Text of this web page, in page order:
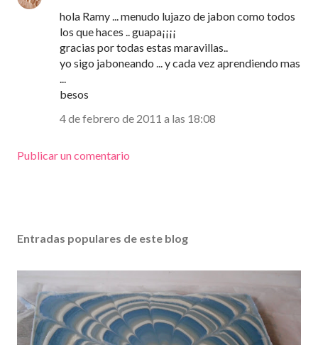
hola Ramy ... menudo lujazo de jabon como todos
los que haces .. guapa¡¡¡¡
gracias por todas estas maravillas..
yo sigo jaboneando ... y cada vez aprendiendo mas
...
besos
4 de febrero de 2011 a las 18:08
Publicar un comentario
Entradas populares de este blog